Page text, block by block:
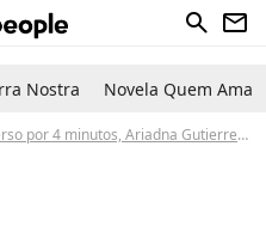
search newsletter
Nostra Novela Quem Ama
minutos, Ariadna Gutierrez atuará com Vin Diesel no cinema